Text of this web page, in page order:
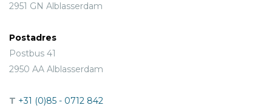
2951 GN Alblasserdam
Postadres
Postbus 41
2950 AA Alblasserdam
T +31 (0)85 - 0712 842